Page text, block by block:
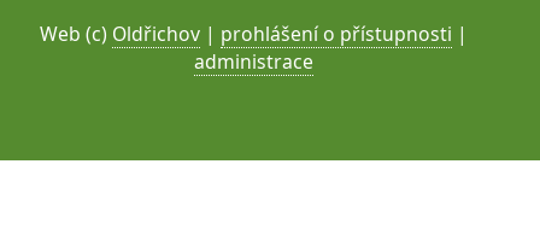
Web (c) Oldřichov | prohlášení o přístupnosti |
administrace